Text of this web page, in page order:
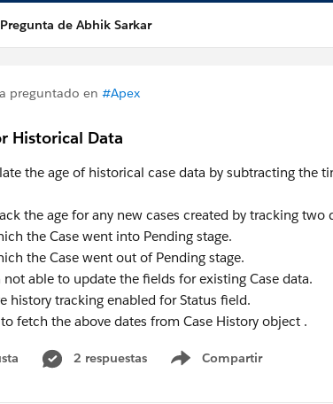
Pregunta de Abhik Sarkar
preguntado en #Apex
Historical Data
the age of historical case data by subtracting the
the age for any new cases created by tracking two
the Case went into Pending stage.
the Case went out of Pending stage.
not able to update the fields for existing Case data.
history tracking enabled for Status field.
fetch the above dates from Case History object .
2 respuestas Compartir
Show menu